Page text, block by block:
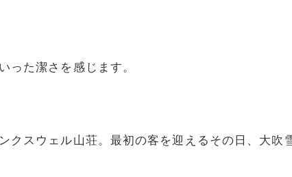
た潔さを感じます。
スウェル山荘。最初の客を迎えるその日、大吹